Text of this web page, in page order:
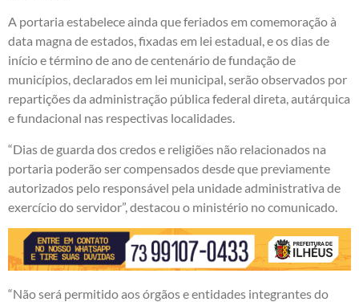
A portaria estabelece ainda que feriados em comemoração à
data magna de estados, fixadas em lei estadual, e os dias de
início e término de ano de centenário de fundação de
municípios, declarados em lei municipal, serão observados por
repartições da administração pública federal direta, autárquica
e fundacional nas respectivas localidades.
“Dias de guarda dos credos e religiões não relacionados na
portaria poderão ser compensados desde que previamente
autorizados pelo responsável pela unidade administrativa de
exercício do servidor”, destacou o ministério no comunicado.
“Não será permitido aos órgãos e entidades integrantes do